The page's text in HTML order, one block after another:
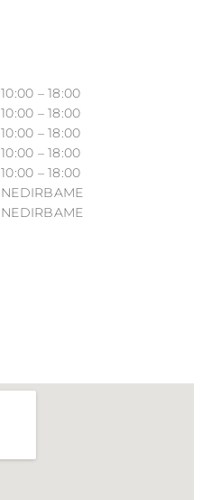
10:00 – 18:00
10:00 – 18:00
10:00 – 18:00
10:00 – 18:00
10:00 – 18:00
NEDIRBAME
NEDIRBAME